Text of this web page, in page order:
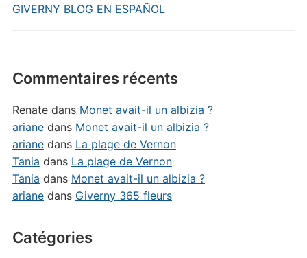
GIVERNY BLOG EN ESPAÑOL
Commentaires récents
Renatedans Monet avait-il un albizia ?
arianedans Monet avait-il un albizia ?
arianedans La plage de Vernon
Tania dans La plage de Vernon
Tania dans Monet avait-il un albizia ?
arianedans Giverny 365 fleurs
Catégories